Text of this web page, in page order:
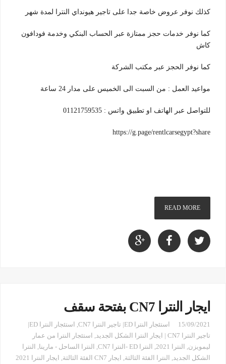
كذلك نوفر عروض خاصة جدا على تاجير هيونداي النترا لمدة شهر
كما نوفر خدمات حجز ممتازة عبر الحساب البنكي وخدمة فودافون
كاش
كما نوفر الحجز عبر مكتب الشركة
مواعيد العمل : من السبت الى الخميس على مدار 24 ساعة
للتواصل عبر الهاتف او تطبيق واتس : 01121759535
https://g.page/rentlcarsegypt?share
READ MORE
ايجار النترا CN7 بفتحة سقف
15/09/2021 استئجار النترا ED| تاجير النترا CN7 ,
استئجار النترا ED|
تاجير النترا CN7 | ايجار النترا الشكل الجديد
, استئجار النترا من عمار
ليمويزن, النترا 2021 , النترا ED -النترا CN7 , النترا الساحل - مارينا, النترا
الشكل الجديد, النترا الفئة الثالثة, ايجار CN7 الفئة الثالثة , ايجار النترا 2021